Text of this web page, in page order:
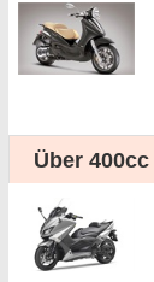
Über 400cc